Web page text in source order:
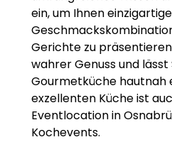
ein, um Ihnen einzigartige
Gerichte zu
wahrer Genuss und
Gourmetküche hautnah
exzellenten Küche ist
Eventlocation in
Kochevents.